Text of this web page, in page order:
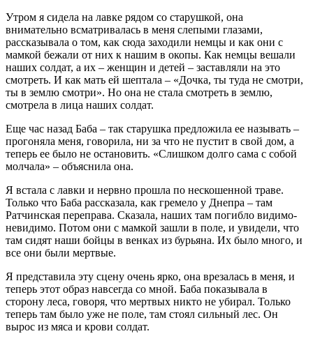
Утром я сидела на лавке рядом со старушкой, она
внимательно всматривалась в меня слепыми глазами,
рассказывала о том, как сюда заходили немцы и как они с
мамкой бежали от них к нашим в окопы. Как немцы вешали
наших солдат, а их – женщин и детей – заставляли на это
смотреть. И как мать ей шептала – «Дочка, ты туда не смотри,
ты в землю смотри». Но она не стала смотреть в землю,
смотрела в лица наших солдат.
Еще час назад Баба – так старушка предложила ее называть –
прогоняла меня, говорила, ни за что не пустит в свой дом, а
теперь ее было не остановить. «Слишком долго сама с собой
молчала» – объяснила она.
Я встала с лавки и нервно прошла по нескошенной траве.
Только что Баба рассказала, как гремело у Днепра – там
Ратчинская переправа. Сказала, наших там погибло видимо-
невидимо. Потом они с мамкой зашли в поле, и увидели, что
там сидят наши бойцы в венках из бурьяна. Их было много, и
все они были мертвые.
Я представила эту сцену очень ярко, она врезалась в меня, и
теперь этот образ навсегда со мной. Баба показывала в
сторону леса, говоря, что мертвых никто не убирал. Только
теперь там было уже не поле, там стоял сильный лес. Он
вырос из мяса и крови солдат.